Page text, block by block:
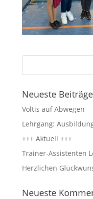
Neueste Beiträge
Voltis auf Abwegen
Lehrgang:
+++ Aktuell +++
Trainer-Assistenten
Herzlichen
Neueste